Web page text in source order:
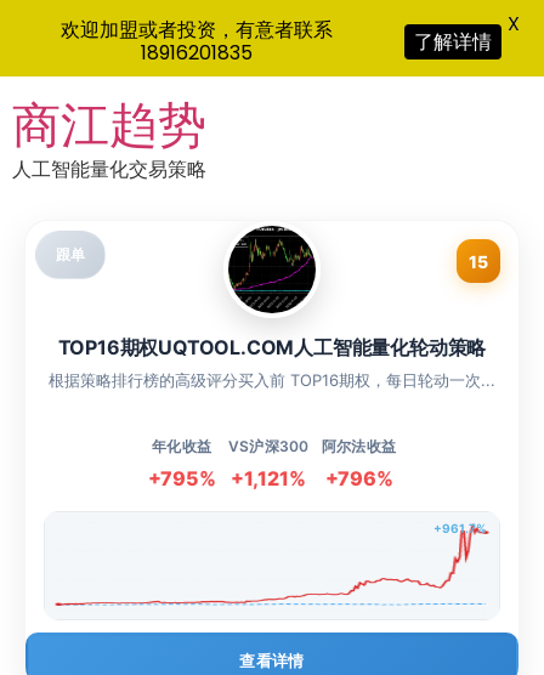
to
content
商江趋势
人工智能量化交易策略
跟单 15
TOP16期权UQTOOL.COM人工智能量化轮动策略
根据策略排行榜的高级评分买入前 TOP16期权，每日轮动一次...
年化收益
+795%
VS沪深300
+1,121%
阿尔法收益
+796%
+961.7%
查看详情
欢迎加盟或者投资，有意者联系
18916201835
了解详情
X